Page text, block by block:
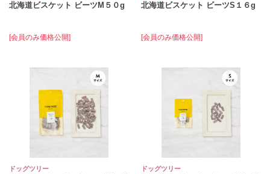
北海道ビスケット ビーツM５０g
[会員のみ価格公開]
北海道ビスケット ビーツS１６g
[会員のみ価格公開]
ドッグツリー ドッグツリー